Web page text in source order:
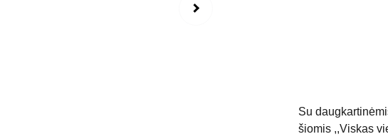
Su
šiomis ,,Viskas